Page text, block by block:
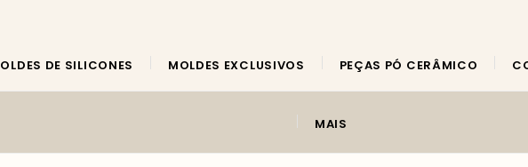
MOLDES DE SILICONES MOLDES EXCLUSIVOS PEÇAS PÓ CERÂMICO
MAIS